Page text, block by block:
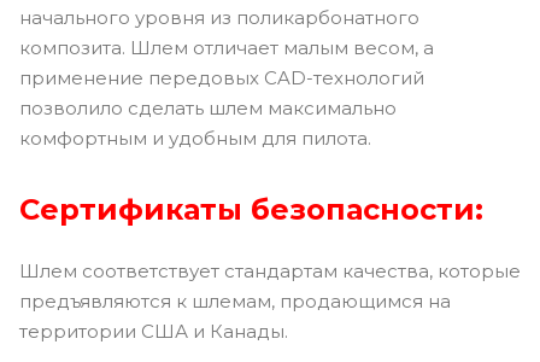
начального уровня из поликарбонатного
композита. Шлем отличает малым весом, а
применение передовых CAD-технологий
позволило сделать шлем максимально
комфортным и удобным для пилота.
Сертификаты безопасности:
Шлем соответствует стандартам качества, которые
предъявляются к шлемам, продающимся на
территории США и Канады.